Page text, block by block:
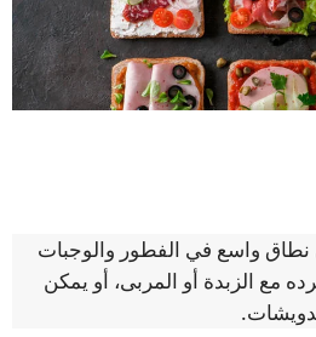
واسع في الفطور والوجبات
مع الزبدة أو المربى، أو يمكن